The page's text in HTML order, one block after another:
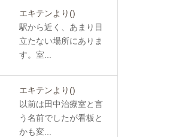
エキテンより ()
駅から近く、あまり目
立たない場所にありま
す。室...
エキテンより ()
以前は田中治療室と言
う名前でしたが看板と
かも変...